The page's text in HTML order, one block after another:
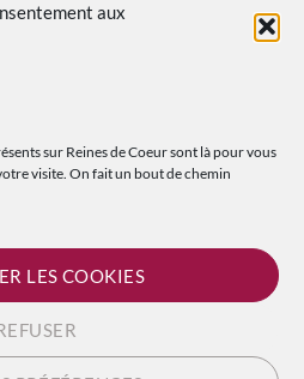
aux
sur Reines de Coeur sont là pour vous
visite. On fait un bout de chemin
LES COOKIES
DE COEUR
une maison d’édition
humains sont au premier
PayPal